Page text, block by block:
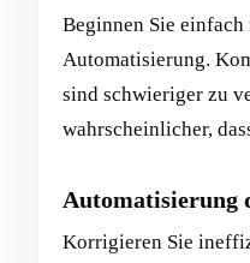
Beginnen Sie
Automatisierung.
sind schwieriger zu
wahrscheinlicher,
Automatisierung
Korrigieren Sie